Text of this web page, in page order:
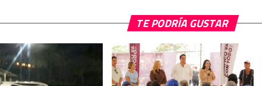
TE PODRÍA GUSTAR